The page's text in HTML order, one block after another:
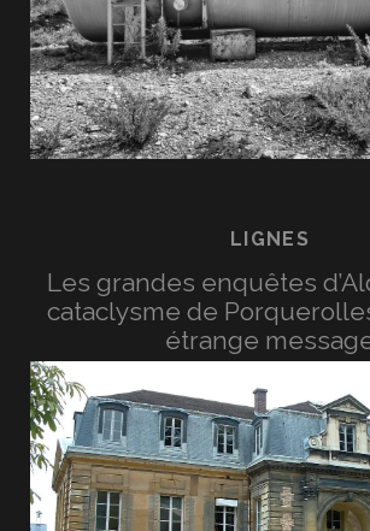
LIGNES
Les grandes enquêtes
cataclysme de
étrange